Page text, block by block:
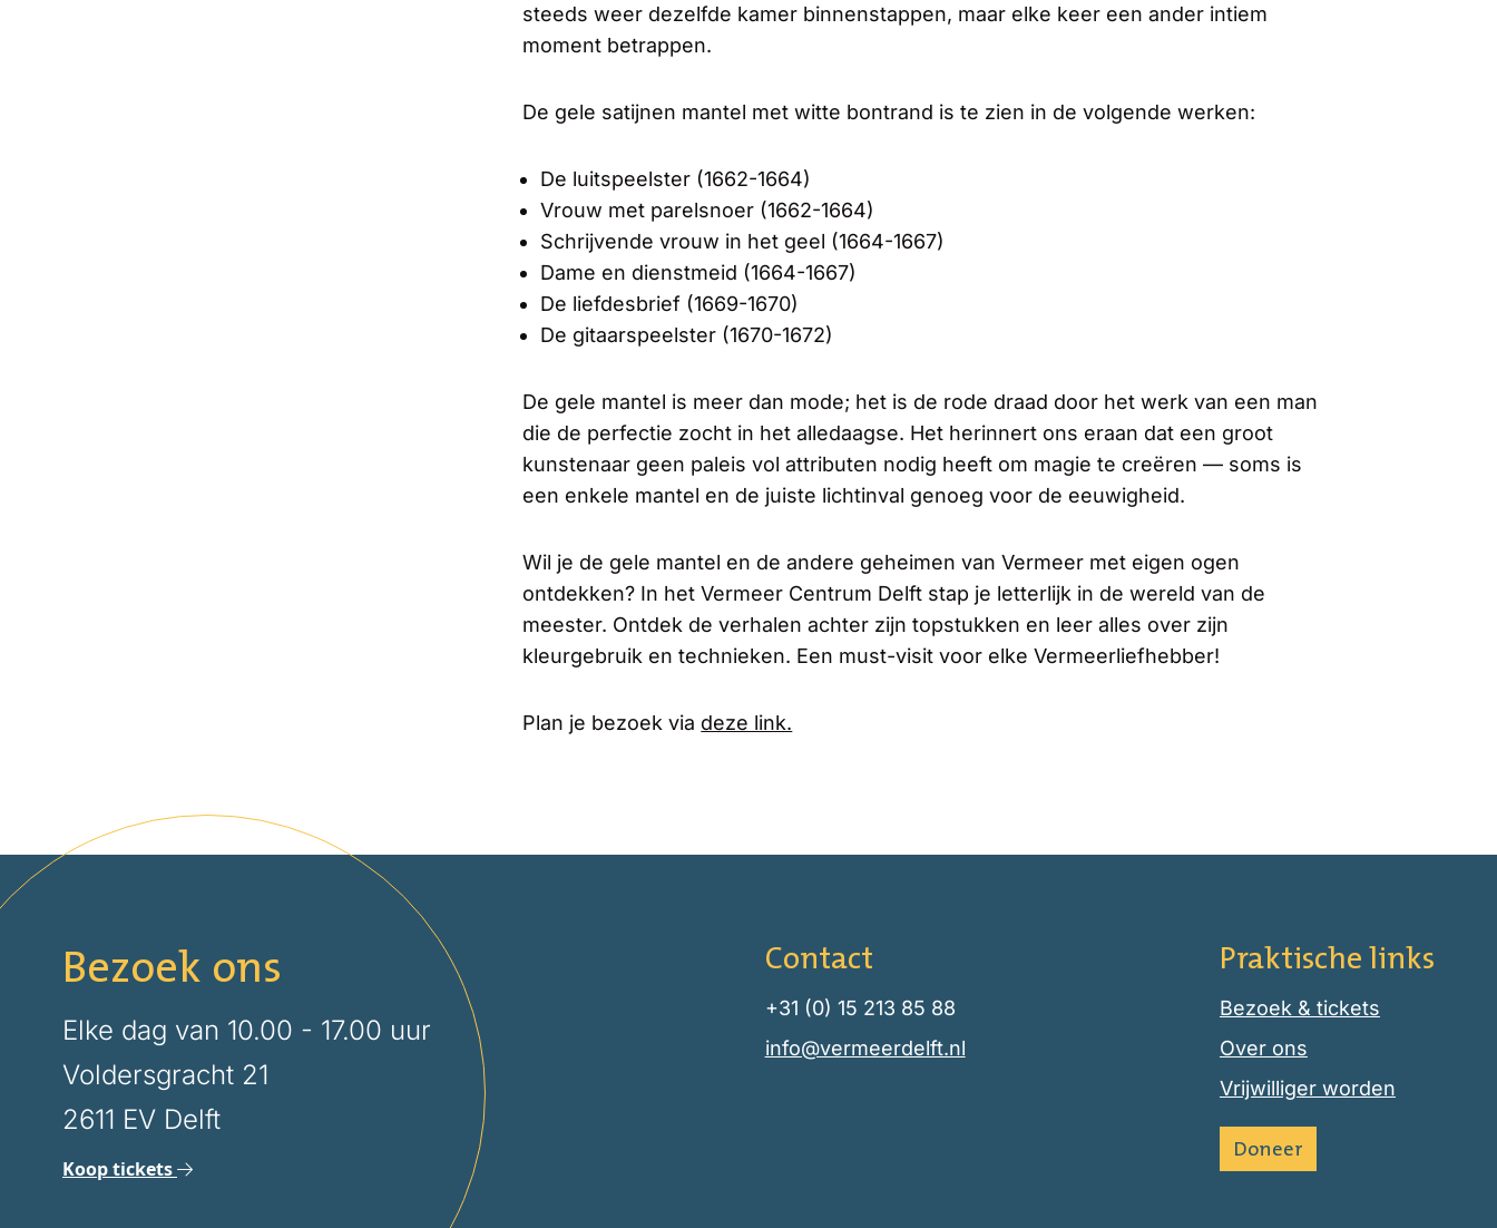
steeds weer dezelfde kamer binnenstappen, maar elke keer een ander intiem
moment betrappen.
De gele satijnen mantel met witte bontrand is te zien in de volgende werken:
De luitspeelster (1662-1664)
Vrouw met parelsnoer (1662-1664)
Schrijvende vrouw in het geel (1664-1667)
Dame en dienstmeid (1664-1667)
De liefdesbrief (1669-1670)
De gitaarspeelster (1670-1672)
De gele mantel is meer dan mode; het is de rode draad door het werk van een man
die de perfectie zocht in het alledaagse. Het herinnert ons eraan dat een groot
kunstenaar geen paleis vol attributen nodig heeft om magie te creëren — soms is
een enkele mantel en de juiste lichtinval genoeg voor de eeuwigheid.
Wil je de gele mantel en de andere geheimen van Vermeer met eigen ogen
ontdekken? In het Vermeer Centrum Delft stap je letterlijk in de wereld van de
meester. Ontdek de verhalen achter zijn topstukken en leer alles over zijn
kleurgebruik en technieken. Een must-visit voor elke Vermeerliefhebber!
Plan je bezoek via deze link.
Bezoek ons
Elke dag van 10.00 - 17.00 uur
Voldersgracht 21
2611 EV Delft
Koop tickets
Contact
+31 (0) 15 213 85 88
info@vermeerdelft.nl
Praktische links
Bezoek & tickets
Over ons
Vrijwilliger worden
Doneer